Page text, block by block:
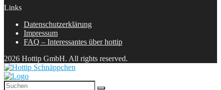
Links
Datenschutzerklärung
Impressum
FAQ – Interessantes über hottip
2026 Hottip GmbH. All rights reserved.